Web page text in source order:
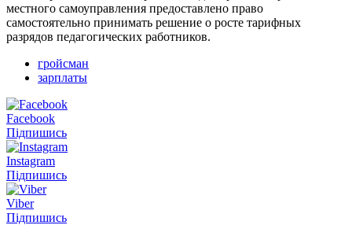
местного самоуправления предоставлено право
самостоятельно принимать решение о росте тарифных
разрядов педагогических работников.
гройсман
зарплаты
Facebook
Підпишись
Instagram
Підпишись
Viber
Підпишись